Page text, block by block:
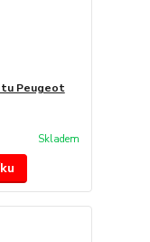
Peugeot
Skladem